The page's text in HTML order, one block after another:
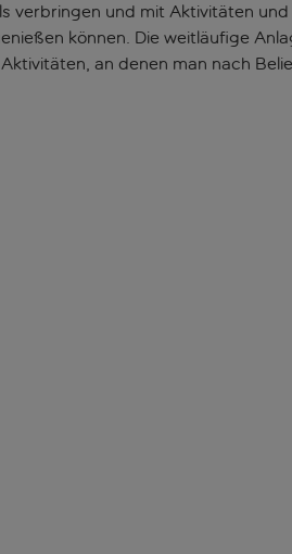
verbringen und mit Aktivitäten
können. Die weitläufige
an denen man nach